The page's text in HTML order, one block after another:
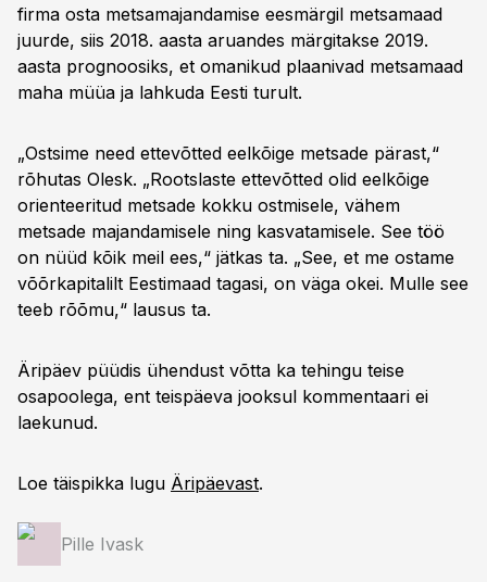
firma osta metsamajandamise eesmärgil metsamaad
juurde, siis 2018. aasta aruandes märgitakse 2019.
aasta prognoosiks, et omanikud plaanivad metsamaad
maha müüa ja lahkuda Eesti turult.
„Ostsime need ettevõtted eelkõige metsade pärast,“
rõhutas Olesk. „Rootslaste ettevõtted olid eelkõige
orienteeritud metsade kokku ostmisele, vähem
metsade majandamisele ning kasvatamisele. See töö
on nüüd kõik meil ees,“ jätkas ta. „See, et me ostame
võõrkapitalilt Eestimaad tagasi, on väga okei. Mulle see
teeb rõõmu,“ lausus ta.
Äripäev püüdis ühendust võtta ka tehingu teise
osapoolega, ent teispäeva jooksul kommentaari ei
laekunud.
Loe täispikka lugu Äripäevast.
Pille Ivask